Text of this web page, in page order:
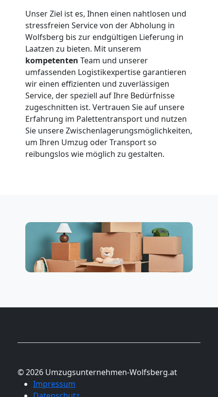
Unser Ziel ist es, Ihnen einen nahtlosen und
stressfreien Service von der Abholung in
Wolfsberg bis zur endgültigen Lieferung in
Laatzen zu bieten. Mit unserem
kompetenten Team und unserer
umfassenden Logistikexpertise garantieren
wir einen effizienten und zuverlässigen
Service, der speziell auf Ihre Bedürfnisse
zugeschnitten ist. Vertrauen Sie auf unsere
Erfahrung im Palettentransport und nutzen
Sie unsere Zwischenlagerungsmöglichkeiten,
um Ihren Umzug oder Transport so
reibungslos wie möglich zu gestalten.
© 2026 Umzugsunternehmen-Wolfsberg.at
Impressum